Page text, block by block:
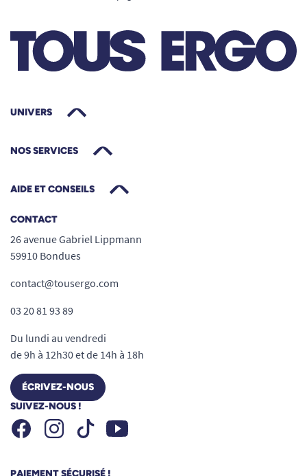
UNIVERS
NOS SERVICES
AIDE ET CONSEILS
CONTACT
26 avenue Gabriel Lippmann
59910 Bondues
contact@tousergo.com
03 20 81 93 89
Du lundi au vendredi
de 9h à 12h30 et de 14h à 18h
ÉCRIVEZ-NOUS
SUIVEZ-NOUS !
FacebookInstagramTiktok Youtube
PAIEMENT SÉCURISÉ !